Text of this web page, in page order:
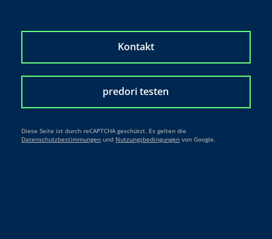
Kontakt
predori testen
Diese Seite ist durch reCAPTCHA geschützt. Es gelten die
Datenschutzbestimmungen und Nutzungsbedingungen von Google.